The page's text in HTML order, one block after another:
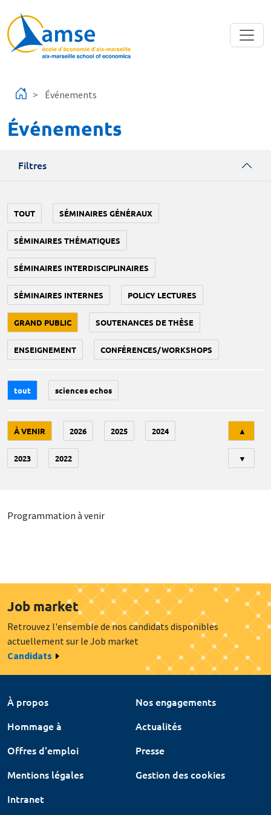
Événements
Événements
Filtres
TOUT SÉMINAIRES GÉNÉRAUX
SÉMINAIRES THÉMATIQUES
SÉMINAIRES INTERDISCIPLINAIRES
SÉMINAIRES INTERNES POLICY LECTURES
GRAND PUBLIC SOUTENANCES DE THÈSE
ENSEIGNEMENT CONFÉRENCES/WORKSHOPS
tout sciences echos
À VENIR 2026 2025 2024
2023 2022
▲
▼
Programmation à venir
Job market
Retrouvez l'ensemble de nos candidats disponibles
actuellement sur le Job market
Candidats
À propos
Nos engagements
Hommage à
Actualités
Offres d'emploi
Presse
Mentions légales
Gestion des cookies
Intranet